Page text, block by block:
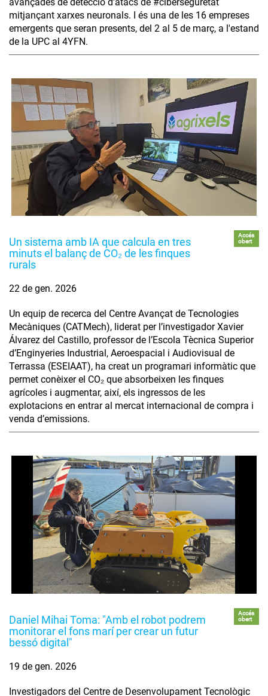
mitjançant xarxes neuronals. I és una de les 16 empreses
emergents que seran presents, del 2 al 5 de març, a l'estand
de la UPC al 4YFN.
Un sistema amb IA que calcula en tres
minuts el balanç de CO₂ de les finques
rurals
Accés
obert
22 de gen. 2026
Un equip de recerca del Centre Avançat de Tecnologies
Mecàniques (CATMech), liderat per l’investigador Xavier
Álvarez del Castillo, professor de l’Escola Tècnica Superior
d’Enginyeries Industrial, Aeroespacial i Audiovisual de
Terrassa (ESEIAAT), ha creat un programari informàtic que
permet conèixer el CO₂ que absorbeixen les finques
agrícoles i augmentar, així, els ingressos de les
explotacions en entrar al mercat internacional de compra i
venda d’emissions.
Daniel Mihai Toma: "Amb el robot podrem
monitorar el fons marí per crear un futur
bessó digital"
Accés
obert
19 de gen. 2026
Investigadors del Centre de Desenvolupament Tecnològic